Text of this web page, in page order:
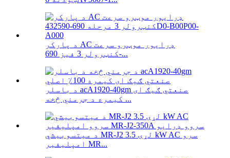
د پارکر AC ډرایور موټرو سرعت
کنټرولر 3 فیز 690-...
د باسلر acA1920-40gm صنعتي ګیګ ای
کیمره د جرمني څخه ...
د میتسوبیشي MR-J2 لړۍ 3.5 kW AC سرو
امپلیفیر MR...